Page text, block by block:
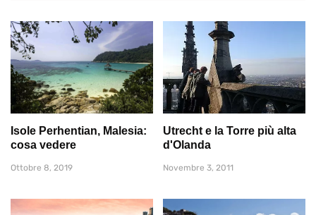
Isole Perhentian, Malesia:
cosa vedere
Ottobre 8, 2019
Utrecht e la Torre più alta
d'Olanda
Novembre 3, 2011